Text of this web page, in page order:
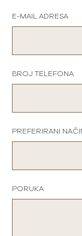
E-MAIL ADRESA
BROJ TELEFONA
PREFERIRANI
PORUKA